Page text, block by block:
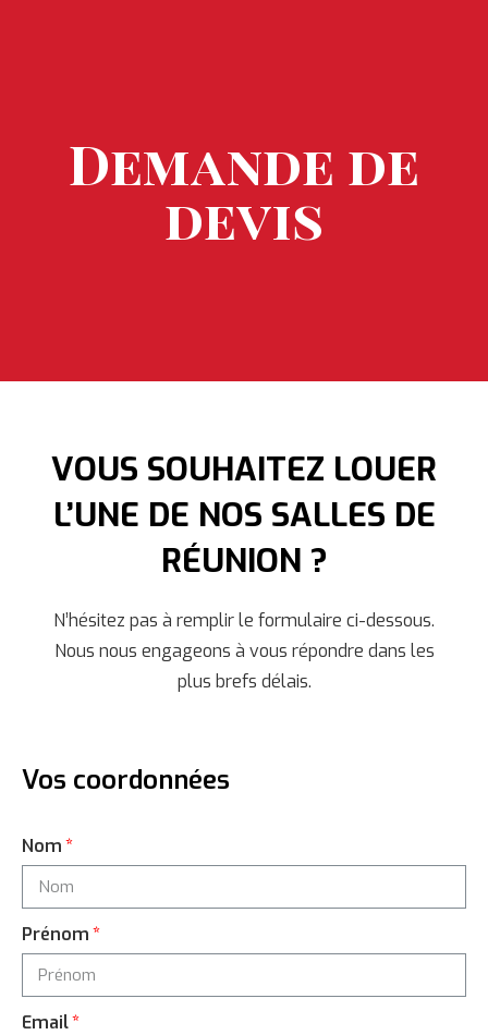
Demande de
devis
VOUS SOUHAITEZ LOUER
L’UNE DE NOS SALLES DE
RÉUNION ?
N’hésitez pas à remplir le formulaire ci-dessous.
Nous nous engageons à vous répondre dans les
plus brefs délais.
Vos coordonnées
Nom
Prénom
Email